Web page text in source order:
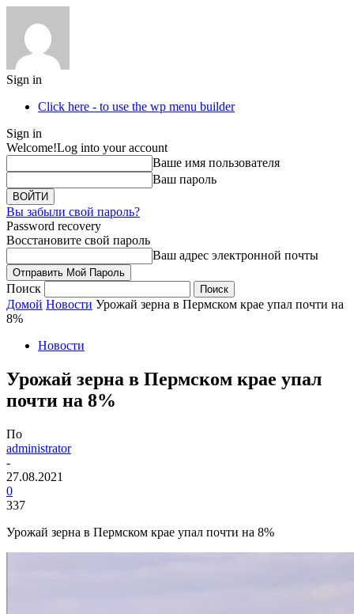
Sign in
Click here - to use the wp menu builder
Sign in
Welcome!Log into your account
Ваше имя пользователя
Ваш пароль
Вы забыли свой пароль?
Password recovery
Восстановите свой пароль
Ваш адрес электронной почты
Поиск
Домой Новости Урожай зерна в Пермском крае упал почти на
8%
Новости
Урожай зерна в Пермском крае упал
почти на 8%
По
administrator
-
27.08.2021
0
337
Урожай зерна в Пермском крае упал почти на 8%